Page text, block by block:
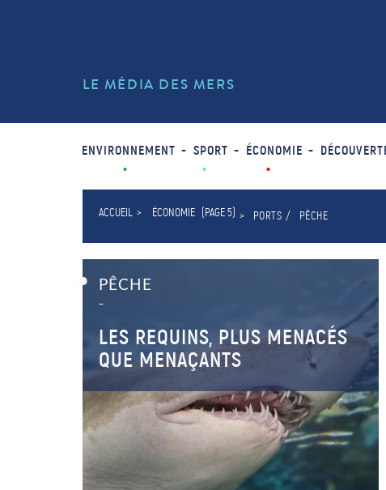
LE MÉDIA DES MERS
ENVIRONNEMENT SPORT ÉCONOMIE
ACCUEIL ÉCONOMIE (PAGE 5) PORTS PÊCHE
PÊCHE
–
LES REQUINS, PLUS MENACÉS
QUE MENAÇANTS